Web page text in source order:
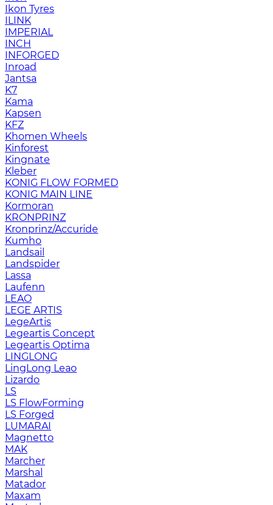
Ikon Tyres
ILINK
IMPERIAL
INCH
INFORGED
Inroad
Jantsa
K7
Kama
Kapsen
KFZ
Khomen Wheels
Kinforest
Kingnate
Kleber
KONIG FLOW FORMED
KONIG MAIN LINE
Kormoran
KRONPRINZ
Kronprinz/Accuride
Kumho
Landsail
Landspider
Lassa
Laufenn
LEAO
LEGE ARTIS
LegeArtis
Legeartis Concept
Legeartis Optima
LINGLONG
LingLong Leao
Lizardo
LS
LS FlowForming
LS Forged
LUMARAI
Magnetto
MAK
Marcher
Marshal
Matador
Maxam